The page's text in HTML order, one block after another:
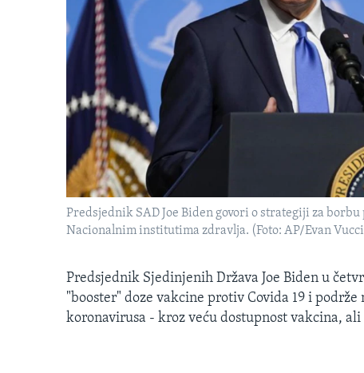
O GLASU AMERIKE
Predsjednik SAD Joe Biden govori o strategiji za
Nacionalnim institutima zdravlja. (Foto: AP/Evan
Predsjednik Sjedinjenih Država Joe Biden u
"booster" doze vakcine protiv Covida 19 i
koronavirusa - kroz veću dostupnost vakcina,